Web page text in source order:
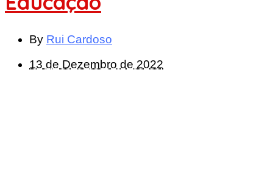
By Rui Cardoso
13 de Dezembro de 2022